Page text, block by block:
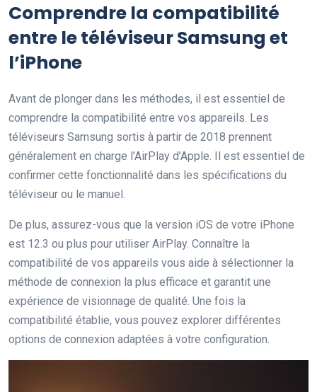
Comprendre la compatibilité
entre le téléviseur Samsung et
l’iPhone
Avant de plonger dans les méthodes, il est essentiel de
comprendre la compatibilité entre vos appareils. Les
téléviseurs Samsung sortis à partir de 2018 prennent
généralement en charge l’AirPlay d’Apple. Il est essentiel de
confirmer cette fonctionnalité dans les spécifications du
téléviseur ou le manuel.
De plus, assurez-vous que la version iOS de votre iPhone
est 12.3 ou plus pour utiliser AirPlay. Connaître la
compatibilité de vos appareils vous aide à sélectionner la
méthode de connexion la plus efficace et garantit une
expérience de visionnage de qualité. Une fois la
compatibilité établie, vous pouvez explorer différentes
options de connexion adaptées à votre configuration.